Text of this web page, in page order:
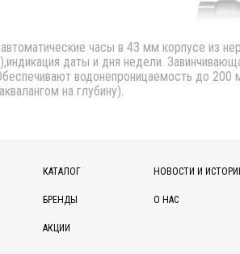
часы в 43 мм корпусе из
даты и дня недели.
водонепроницаемость до
на глубину).
КАТАЛОГ
БРЕНДЫ
АКЦИИ
НОВОСТИ И
О НАС